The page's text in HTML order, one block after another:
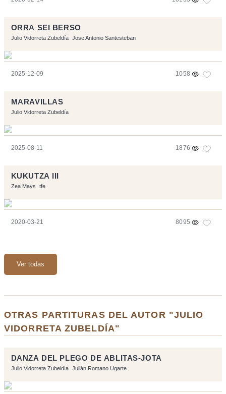
ORRA SEI BERSO
Julio Vidorreta Zubeldía Jose Antonio Santesteban
2025-12-09 1058
MARAVILLAS
Julio Vidorreta Zubeldía
2025-08-11 1876
KUKUTZA III
Zea Mays tfe
2020-03-21 8095
Ver todas
OTRAS PARTITURAS DEL AUTOR "JULIO
VIDORRETA ZUBELDÍA"
DANZA DEL PLEGO DE ABLITAS-JOTA
Julio Vidorreta Zubeldía Julián Romano Ugarte